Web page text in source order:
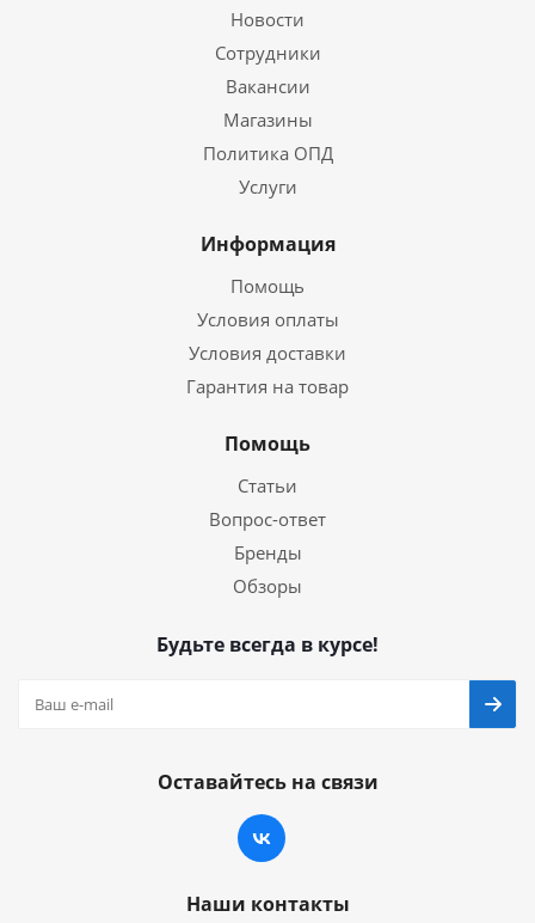
Новости
Сотрудники
Вакансии
Магазины
Политика ОПД
Услуги
Информация
Помощь
Условия оплаты
Условия доставки
Гарантия на товар
Помощь
Статьи
Вопрос-ответ
Бренды
Обзоры
Будьте всегда в курсе!
Оставайтесь на связи
Наши контакты